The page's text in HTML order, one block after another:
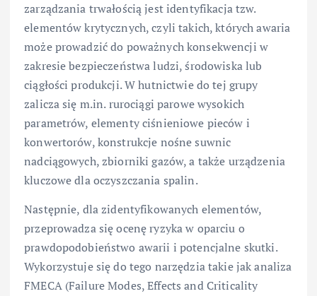
zarządzania trwałością jest identyfikacja tzw.
elementów krytycznych, czyli takich, których awaria
może prowadzić do poważnych konsekwencji w
zakresie bezpieczeństwa ludzi, środowiska lub
ciągłości produkcji. W hutnictwie do tej grupy
zalicza się m.in. rurociągi parowe wysokich
parametrów, elementy ciśnieniowe pieców i
konwertorów, konstrukcje nośne suwnic
nadciągowych, zbiorniki gazów, a także urządzenia
kluczowe dla oczyszczania spalin.
Następnie, dla zidentyfikowanych elementów,
przeprowadza się ocenę ryzyka w oparciu o
prawdopodobieństwo awarii i potencjalne skutki.
Wykorzystuje się do tego narzędzia takie jak analiza
FMECA (Failure Modes, Effects and Criticality